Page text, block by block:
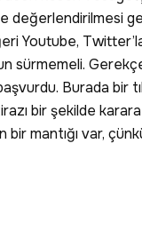
değerlendirilmesi
Youtube,
sürmemeli.
Burada bir
bir şekilde karara
bir mantığı var,